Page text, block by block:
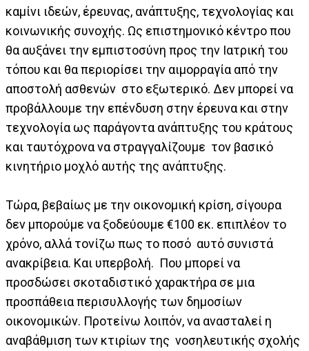
καμίνι ιδεών, έρευνας, ανάπτυξης, τεχνολογίας και
κοινωνικής συνοχής. Ως επιστημονικό κέντρο που
θα αυξάνει την εμπιστοσύνη προς την Ιατρική του
τόπου και θα περιορίσει την αιμορραγία από την
αποστολή ασθενών στο εξωτερικό. Δεν μπορεί να
προβάλλουμε την επένδυση στην έρευνα και στην
τεχνολογία ως παράγοντα ανάπτυξης του κράτους
και ταυτόχρονα να στραγγαλίζουμε τον βασικό
κινητήριο μοχλό αυτής της ανάπτυξης.
Τώρα, βεβαίως με την οικονομική κρίση, σίγουρα
δεν μπορούμε να ξοδεύουμε €100 εκ. επιπλέον το
χρόνο, αλλά τονίζω πως το ποσό αυτό συνιστά
ανακρίβεια. Και υπερβολή. Που μπορεί να
προσδώσει σκοταδιστικό χαρακτήρα σε μια
προσπάθεια περισυλλογής των δημοσίων
οικονομικών. Προτείνω λοιπόν, να ανασταλεί η
αναβάθμιση των κτιρίων της νοσηλευτικής σχολής